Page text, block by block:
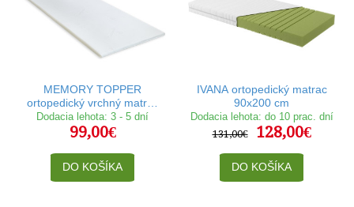
MEMORY TOPPER
ortopedický vrchný matrac
90x200 cm
Dodacia lehota: 3 - 5 dní
99,00€
DO KOŠÍKA
IVANA ortopedický matrac
90x200 cm
Dodacia lehota: do 10 prac. dní
131,00€
128,00€
DO KOŠÍKA